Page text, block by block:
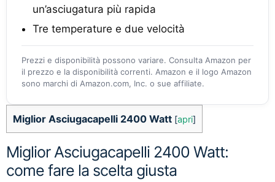
un’asciugatura più rapida
Tre temperature e due velocità
Prezzi e disponibilità possono variare. Consulta Amazon per
il prezzo e la disponibilità correnti. Amazon e il logo Amazon
sono marchi di Amazon.com, Inc. o sue affiliate.
Miglior Asciugacapelli 2400 Watt [apri]
Miglior Asciugacapelli 2400 Watt:
come fare la scelta giusta